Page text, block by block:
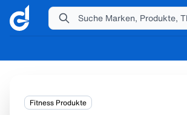
Fitness Produkte